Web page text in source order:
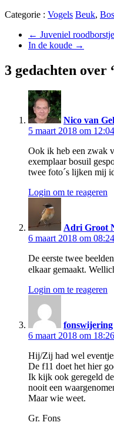
Categorie : Vogels Beuk,
← Juveniel roodborstje
In de koude →
3 gedachten over
Nico van
5 maart 2018 om 12:04
Ook ik heb een zwak
exemplaar bosuil
twee foto´s lijken mij
Login om te reageren
Adri Groot
6 maart 2018 om 08:24
De eerste twee
elkaar gemaakt.
Login om te reageren
fonswijering
6 maart 2018 om 18:26
Hij/Zij had wel
De f11 doet het hier
Ik kijk ook geregeld
nooit een
Maar wie weet.
Gr. Fons